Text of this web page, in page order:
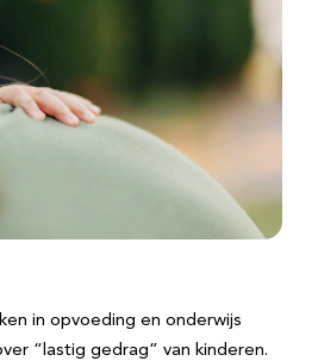
in opvoeding en onderwijs
“lastig gedrag” van kinderen.